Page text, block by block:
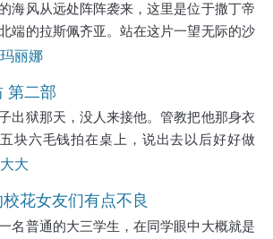
海风从远处阵阵袭来，这里是位于撒丁帝
端的拉斯佩齐亚。站在这片一望无际的沙
感受到的不仅是灼眼的阳光，还有扑面而
，每一次都让新的沙粒覆盖其上，随后又
丽娜
第二部
出狱那天，没人来接他。管教把他那身衣
块六毛钱拍在桌上，说出去以后好好做
再回来了。王癞子把钱揣进裤兜，把铺盖
，看他出来，把烟屁股往地上一捻：“瘸
去了
大
花女友们有点不良
名普通的大三学生，在同学眼中大概就是